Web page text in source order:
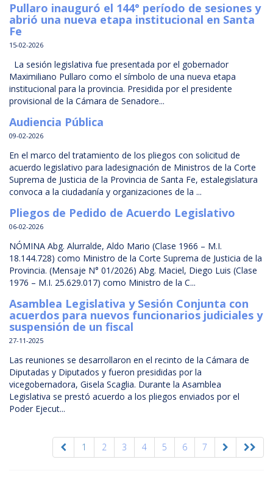
Pullaro inauguró el 144° período de sesiones y
abrió una nueva etapa institucional en Santa
Fe
15-02-2026
La sesión legislativa fue presentada por el gobernador
Maximiliano Pullaro como el símbolo de una nueva etapa
institucional para la provincia. Presidida por el presidente
provisional de la Cámara de Senadore...
Audiencia Pública
09-02-2026
En el marco del tratamiento de los pliegos con solicitud de
acuerdo legislativo para ladesignación de Ministros de la Corte
Suprema de Justicia de la Provincia de Santa Fe, estalegislatura
convoca a la ciudadanía y organizaciones de la ...
Pliegos de Pedido de Acuerdo Legislativo
06-02-2026
NÓMINA Abg. Alurralde, Aldo Mario (Clase 1966 – M.I.
18.144.728) como Ministro de la Corte Suprema de Justicia de la
Provincia. (Mensaje N° 01/2026) Abg. Maciel, Diego Luis (Clase
1976 – M.I. 25.629.017) como Ministro de la C...
Asamblea Legislativa y Sesión Conjunta con
acuerdos para nuevos funcionarios judiciales y
suspensión de un fiscal
27-11-2025
Las reuniones se desarrollaron en el recinto de la Cámara de
Diputadas y Diputados y fueron presididas por la
vicegobernadora, Gisela Scaglia. Durante la Asamblea
Legislativa se prestó acuerdo a los pliegos enviados por el
Poder Ejecut...
1 2 3 4 5 6 7